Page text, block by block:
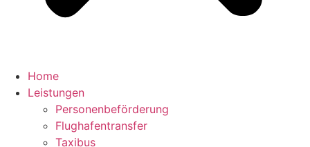
Home
Leistungen
Personenbeförderung
Flughafentransfer
Taxibus